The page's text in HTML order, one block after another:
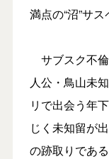
満点の“沼”サス
サブスク不
人公・鳥山未
リで出会う年
じく未知留が
の跡取りであ